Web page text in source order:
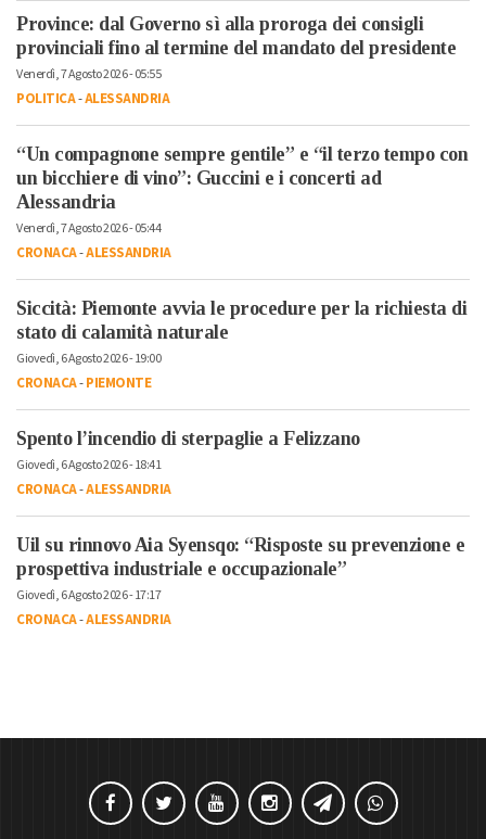
Province: dal Governo sì alla proroga dei consigli
provinciali fino al termine del mandato del presidente
Venerdì, 7 Agosto 2026 - 05:55
POLITICA-ALESSANDRIA
“Un compagnone sempre gentile” e “il terzo tempo con
un bicchiere di vino”: Guccini e i concerti ad
Alessandria
Venerdì, 7 Agosto 2026 - 05:44
CRONACA-ALESSANDRIA
Siccità: Piemonte avvia le procedure per la richiesta di
stato di calamità naturale
Giovedì, 6 Agosto 2026 - 19:00
CRONACA-PIEMONTE
Spento l’incendio di sterpaglie a Felizzano
Giovedì, 6 Agosto 2026 - 18:41
CRONACA-ALESSANDRIA
Uil su rinnovo Aia Syensqo: “Risposte su prevenzione e
prospettiva industriale e occupazionale”
Giovedì, 6 Agosto 2026 - 17:17
CRONACA-ALESSANDRIA